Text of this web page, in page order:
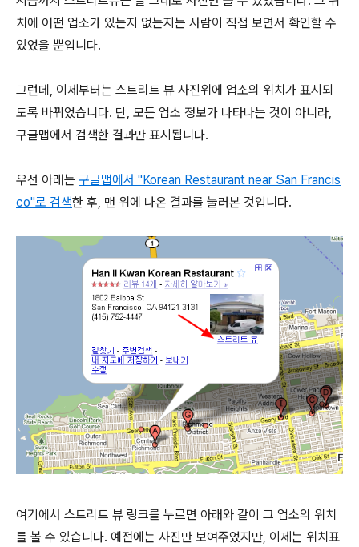
치에 어떤 업소가 있는지 없는지는 사람이 직접 보면서 확인할 수
있었을 뿐입니다.
그런데, 이제부터는 스트리트 뷰 사진위에 업소의 위치가 표시되
도록 바뀌었습니다. 단, 모든 업소 정보가 나타나는 것이 아니라,
구글맵에서 검색한 결과만 표시됩니다.
우선 아래는 구글맵에서 "Korean Restaurant near San Francis
co"로 검색한 후, 맨 위에 나온 결과를 눌러본 것입니다.
여기에서 스트리트 뷰 링크를 누르면 아래와 같이 그 업소의 위치
를 볼 수 있습니다. 예전에는 사진만 보여주었지만, 이제는 위치표